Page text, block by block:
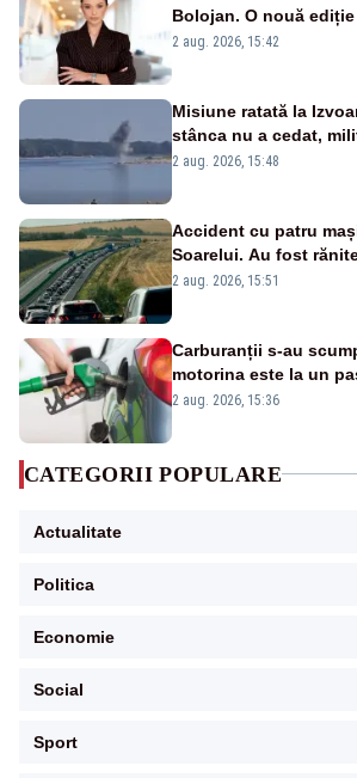
Bolojan. O nouă
emisiunii „Miza Zilei”
2 aug. 2026, 15:42
Misiune ratată la
stânca nu a cedat,
detonările luni – VIDEO
2 aug. 2026, 15:48
Accident cu patru
Soarelui. Au fost
traficul se desfășoară
2 aug. 2026, 15:51
Carburanții s-au
motorina este la un
2 aug. 2026, 15:36
CATEGORII POPULARE
Actualitate
Politica
Economie
Social
Sport